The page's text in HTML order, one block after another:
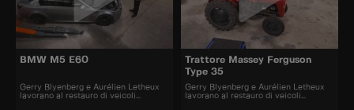
BMW M5 E60
Gerry Blyenberg e Aurélien Letheux
lavorano al restauro di veicoli
Trattore Massey Ferguson
Type 35
Gerry Blyenberg e Aurélien Letheux
lavorano al restauro di veicoli